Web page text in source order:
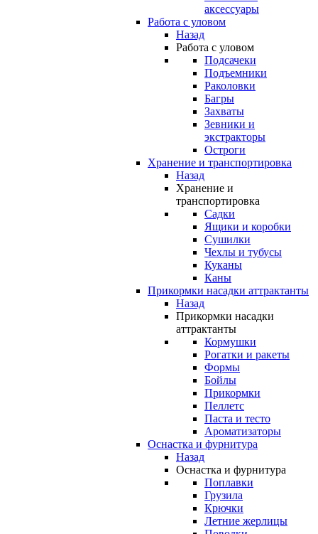
аксессуары
Работа с уловом
Назад
Работа с уловом
Подсачеки
Подъемники
Раколовки
Багры
Захваты
Зевники и
экстракторы
Остроги
Хранение и транспортировка
Назад
Хранение и
транспортировка
Садки
Ящики и коробки
Сушилки
Чехлы и тубусы
Куканы
Каны
Прикормки насадки аттрактанты
Назад
Прикормки насадки
аттрактанты
Кормушки
Рогатки и ракеты
Формы
Бойлы
Прикормки
Пеллетс
Паста и тесто
Ароматизаторы
Оснастка и фурнитура
Назад
Оснастка и фурнитура
Поплавки
Грузила
Крючки
Летние жерлицы